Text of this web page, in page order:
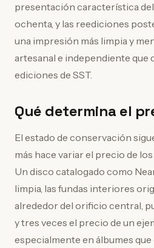
presentación característica del
ochenta, y las reediciones
una impresión más limpia y
artesanal e independiente que
ediciones de SST.
Qué determina el
El estado de conservación
más hace variar el precio de
Un disco catalogado como
limpia, las fundas interiores
alrededor del orificio central,
y tres veces el precio de un
especialmente en álbumes